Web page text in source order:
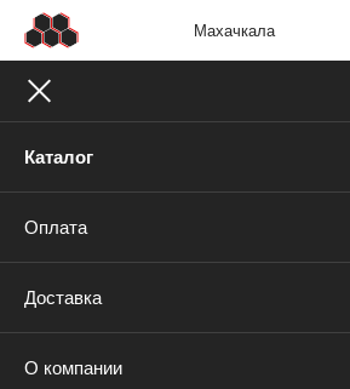
Махачкала
Каталог
Оплата
Доставка
О компании